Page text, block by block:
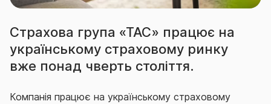
Страхова група «ТАС» працює на
українському страховому ринку
вже понад чверть століття.
Компанія працює на українському страховому